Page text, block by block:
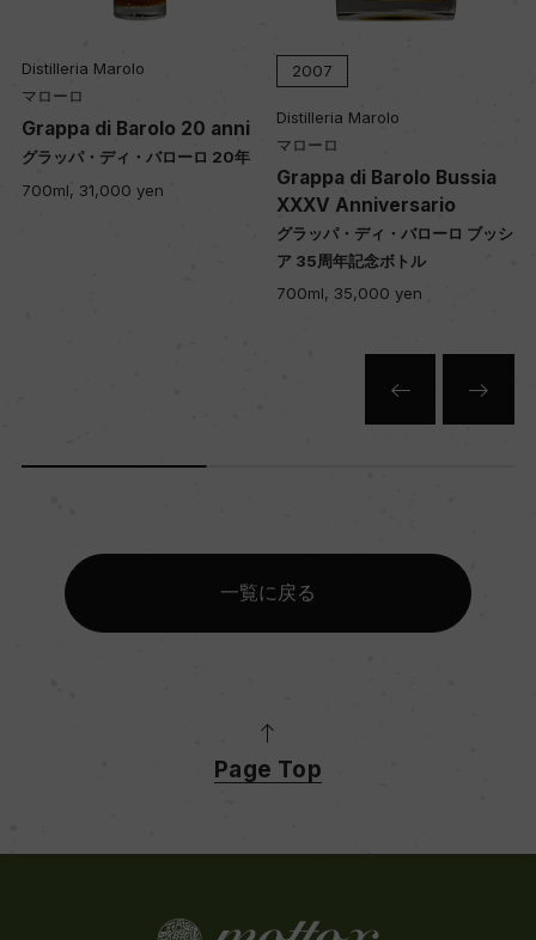
樹齢
ー
土壌
ー
Distilleria Marolo
マローロ
Grappa di Barolo 20 anni
グラッパ・ディ・バローロ 20年
700ml, 31,000 yen
2007
Distilleria Marolo
マローロ
Grappa di Barolo Bussia
XXXV Anniversario
グラッパ・ディ・バローロ ブッシ
ア 35周年記念ボトル
700ml, 35,000 yen
一覧に戻る
Page Top